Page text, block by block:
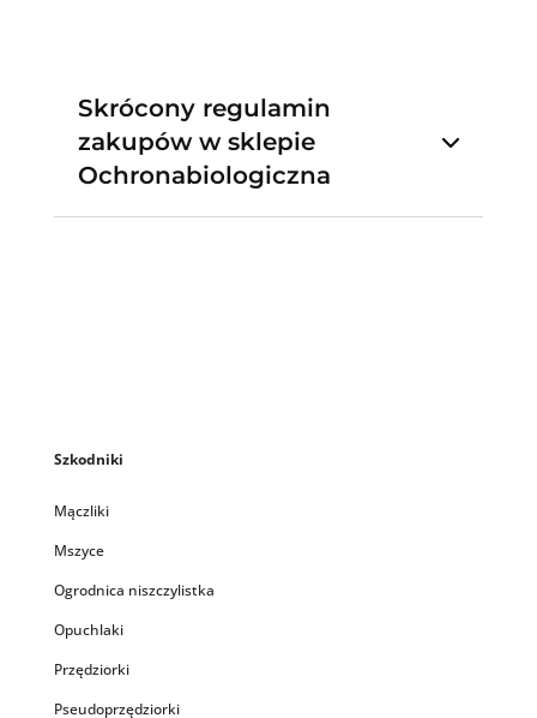
Skrócony regulamin
zakupów w sklepie
Ochronabiologiczna
Szkodniki
Mączliki
Mszyce
Ogrodnica niszczylistka
Opuchlaki
Przędziorki
Pseudoprzędziorki